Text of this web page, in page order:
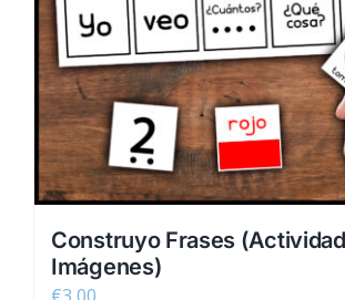
Construyo Frases
Imágenes)